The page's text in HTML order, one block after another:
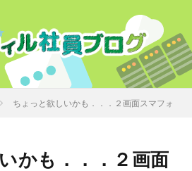
ちょっと欲しいかも．．．２画面スマフォ
かも．．．２画面